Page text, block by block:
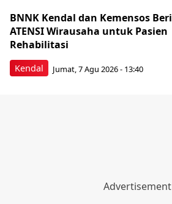
Kendal
BNNK Kendal dan Kemensos Beri
ATENSI Wirausaha untuk Pasien
Rehabilitasi
Jumat, 7 Agu 2026 - 13:40